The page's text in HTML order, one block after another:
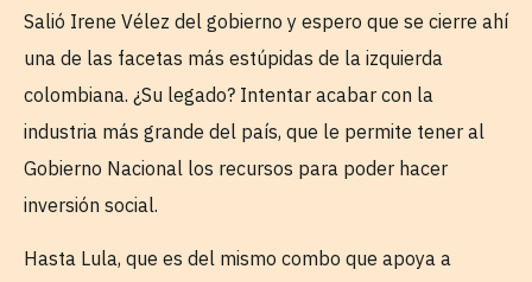
Salió Irene Vélez del gobierno y espero que se cierre ahí
una de las facetas más estúpidas de la izquierda
colombiana. ¿Su legado? Intentar acabar con la
industria más grande del país, que le permite tener al
Gobierno Nacional los recursos para poder hacer
inversión social.
Hasta Lula, que es del mismo combo que apoya a